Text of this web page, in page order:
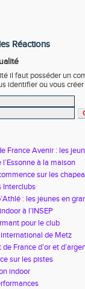
les Réactions
il faut posséder un
identifier ou vous
France Avenir : les
à la maison
sur les
Interclubs
: les jeunes en
à l’INSEP
pour le club
de Metz
France d’or et
sur les pistes
indoor